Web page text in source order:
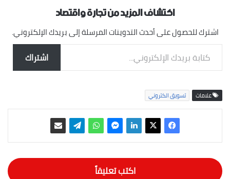
اكتشاف المزيد من تجارة واقتصاد
اشترك للحصول على أحدث التدوينات المرسلة إلى بريدك الإلكتروني.
كتابة بريدك الإلكتروني...
اشتراك
علامات تسويق الكتروني
اكتب تعليقاً